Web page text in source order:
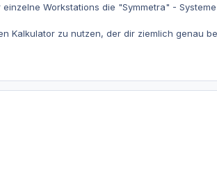
Workstations die "Symmetra" -
Kalkulator zu nutzen, der dir ziemlich genau